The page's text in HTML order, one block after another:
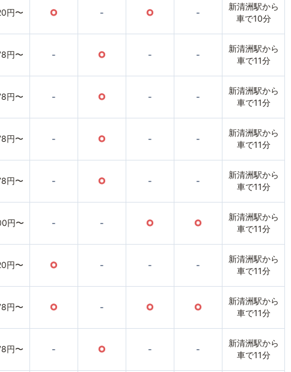
円〜 ○ - ○ -
新清洲駅から
車で10分
円〜 - ○ - -
新清洲駅から
車で11分
円〜 - ○ - -
新清洲駅から
車で11分
円〜 - ○ - -
新清洲駅から
車で11分
円〜 - ○ - -
新清洲駅から
車で11分
円〜 - - ○ ○
新清洲駅から
車で11分
円〜 ○ - - -
新清洲駅から
車で11分
円〜 ○ - ○ ○
新清洲駅から
車で11分
円〜 - ○ - -
新清洲駅から
車で11分